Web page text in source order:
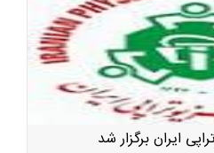
ایران برگزار شد